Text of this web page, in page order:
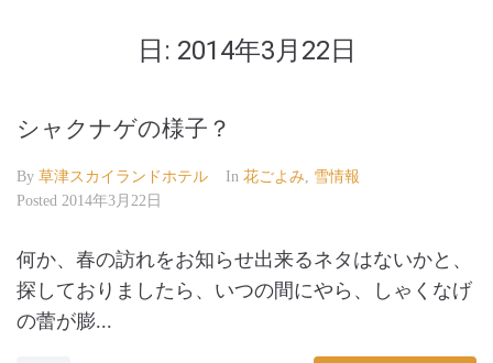
日: 2014年3月22日
シャクナゲの様子？
By 草津スカイランドホテル In 花ごよみ, 雪情報
Posted 2014年3月22日
何か、春の訪れをお知らせ出来るネタはないかと、
探しておりましたら、いつの間にやら、しゃくなげ
の蕾が膨...